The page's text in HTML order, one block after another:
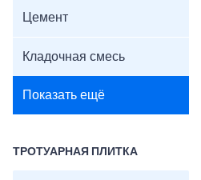
Цемент
Кладочная смесь
Показать ещё
ТРОТУАРНАЯ ПЛИТКА